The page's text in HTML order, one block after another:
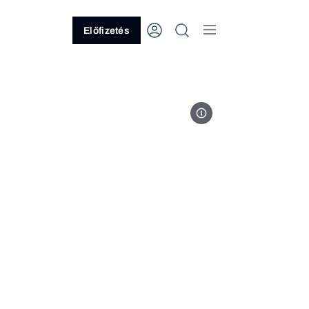
Előfizetés
Nő ceruza laptop Fotó: